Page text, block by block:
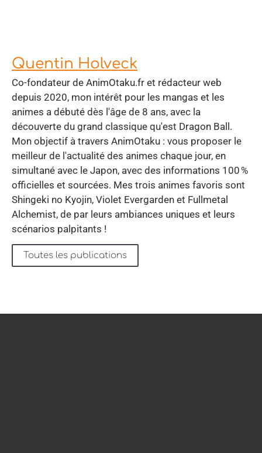
Quentin Holveck
Co-fondateur de AnimOtaku.fr et rédacteur web
depuis 2020, mon intérêt pour les mangas et les
animes a débuté dès l'âge de 8 ans, avec la
découverte du grand classique qu'est Dragon Ball.
Mon objectif à travers AnimOtaku : vous proposer le
meilleur de l'actualité des animes chaque jour, en
simultané avec le Japon, avec des informations 100 %
officielles et sourcées. Mes trois animes favoris sont
Shingeki no Kyojin, Violet Evergarden et Fullmetal
Alchemist, de par leurs ambiances uniques et leurs
scénarios palpitants !
Toutes les publications